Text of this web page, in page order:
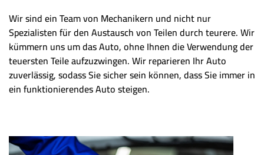
Wir sind ein Team von Mechanikern und nicht nur
Spezialisten für den Austausch von Teilen durch teurere. Wir
kümmern uns um das Auto, ohne Ihnen die Verwendung der
teuersten Teile aufzuzwingen. Wir reparieren Ihr Auto
zuverlässig, sodass Sie sicher sein können, dass Sie immer in
ein funktionierendes Auto steigen.